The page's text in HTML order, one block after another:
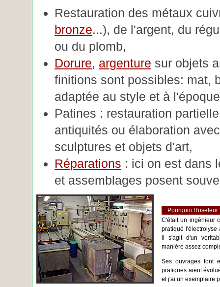
Restauration des métaux
bronze...), de l'argent, du
ou du plomb,
Dorure, argenture sur objets
finitions sont possibles: mat,
adaptée au style et à
Patines : restauration
antiquités ou élaboration
sculptures et objets d'art,
Réparations : ici on est dans
et assemblages posent
Pourquoi Roseleur
C'était un ingénieur
pratiqué l'électrolyse
il s'agit d'un
manière assez
Ses ouvrages font
pratiques aient
et j'ai un exemplaire